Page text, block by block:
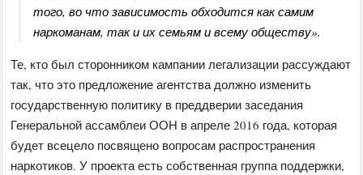
того, во что зависимость обходится как самим
наркоманам, так и их семьям и всему обществу».
Те, кто был сторонником кампании легализации рассуждают
так, что это предложение агентства должно изменить
государственную политику в преддверии заседания
Генеральной ассамблеи ООН в апреле 2016 года, которая
будет всецело посвящено вопросам распространения
наркотиков. У проекта есть собственная группа поддержки,